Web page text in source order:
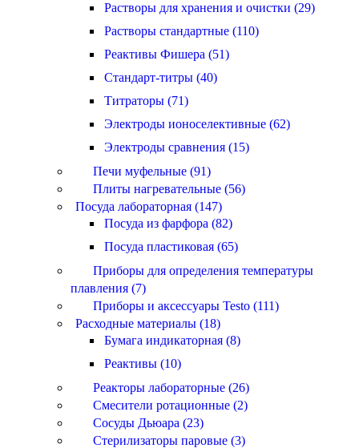
Растворы для хранения и очистки (29)
Растворы стандартные (110)
Реактивы Фишера (51)
Стандарт-титры (40)
Титраторы (71)
Электроды ионоселективные (62)
Электроды сравнения (15)
Печи муфельные (91)
Плиты нагревательные (56)
Посуда лабораторная (147)
Посуда из фарфора (82)
Посуда пластиковая (65)
Приборы для определения температуры
плавления (7)
Приборы и аксессуары Testo (111)
Расходные материалы (18)
Бумага индикаторная (8)
Реактивы (10)
Реакторы лабораторные (26)
Смесители ротационные (2)
Сосуды Дьюара (23)
Стерилизаторы паровые (3)